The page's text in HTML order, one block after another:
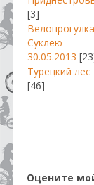
[3]
Суклею -
30.05.2013
Турецкий лес
[46]
Оцените